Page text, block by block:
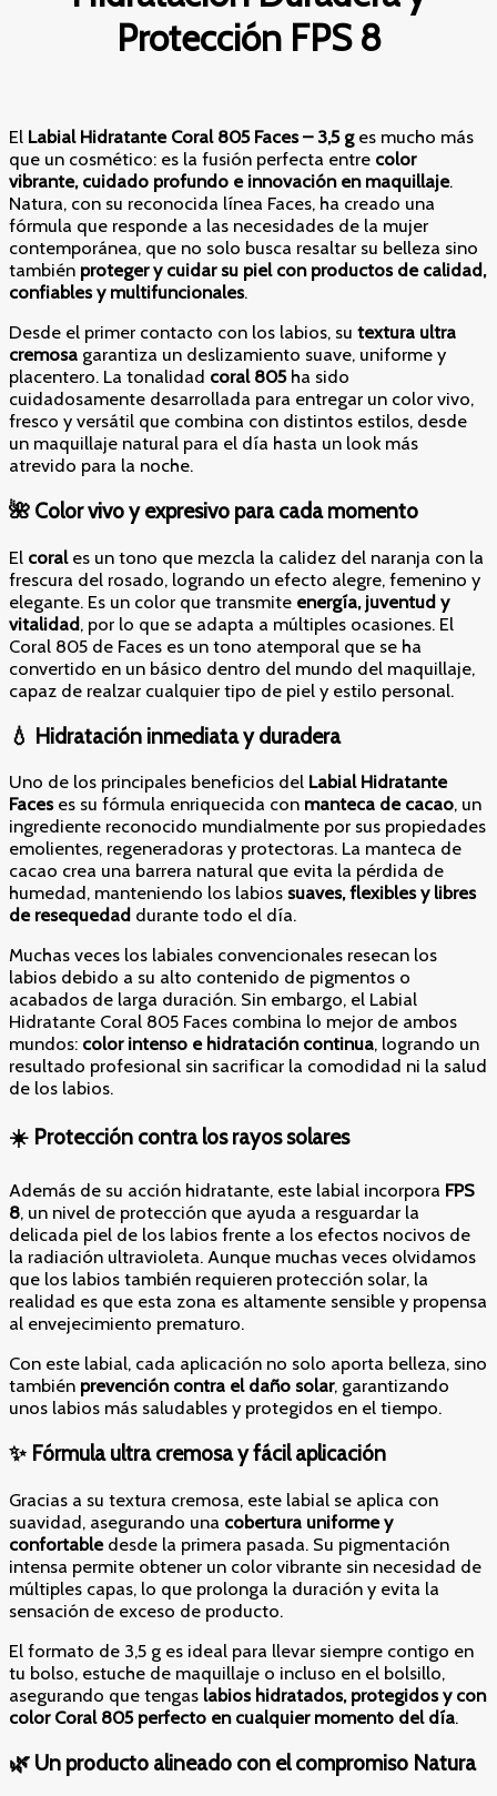
Protección FPS 8
El Labial Hidratante Coral 805 Faces – 3,5 ges mucho más
que un cosmético: es la fusión perfecta entre color
vibrante, cuidado profundo e innovación en maquillaje.
Natura, con su reconocida línea Faces, ha creado una
fórmula que responde a las necesidades de la mujer
contemporánea, que no solo busca resaltar su belleza sino
también proteger y cuidar su piel con productos de calidad,
confiables y multifuncionales.
Desde el primer contacto con los labios, su textura ultra
cremosa garantiza un deslizamiento suave, uniforme y
placentero. La tonalidad coral 805ha sido
cuidadosamente desarrollada para entregar un color vivo,
fresco y versátil que combina con distintos estilos, desde
un maquillaje natural para el día hasta un look más
atrevido para la noche.
🌺 Color vivo y expresivo para cada momento
El corales un tono que mezcla la calidez del naranja con la
frescura del rosado, logrando un efecto alegre, femenino y
elegante. Es un color que transmite energía, juventud y
vitalidad, por lo que se adapta a múltiples ocasiones. El
Coral 805 de Faces es un tono atemporal que se ha
convertido en un básico dentro del mundo del maquillaje,
capaz de realzar cualquier tipo de piel y estilo personal.
💧 Hidratación inmediata y duradera
Uno de los principales beneficios del Labial Hidratante
Faceses su fórmula enriquecida con manteca de cacao, un
ingrediente reconocido mundialmente por sus propiedades
emolientes, regeneradoras y protectoras. La manteca de
cacao crea una barrera natural que evita la pérdida de
humedad, manteniendo los labios suaves, flexibles y libres
de resequedad durante todo el día.
Muchas veces los labiales convencionales resecan los
labios debido a su alto contenido de pigmentos o
acabados de larga duración. Sin embargo, el Labial
Hidratante Coral 805 Faces combina lo mejor de ambos
mundos: color intenso e hidratación continua, logrando un
resultado profesional sin sacrificar la comodidad ni la salud
de los labios.
☀️ Protección contra los rayos solares
Además de su acción hidratante, este labial incorpora FPS
8, un nivel de protección que ayuda a resguardar la
delicada piel de los labios frente a los efectos nocivos de
la radiación ultravioleta. Aunque muchas veces olvidamos
que los labios también requieren protección solar, la
realidad es que esta zona es altamente sensible y propensa
al envejecimiento prematuro.
Con este labial, cada aplicación no solo aporta belleza, sino
también prevención contra el daño solar, garantizando
unos labios más saludables y protegidos en el tiempo.
✨ Fórmula ultra cremosa y fácil aplicación
Gracias a su textura cremosa, este labial se aplica con
suavidad, asegurando una cobertura uniforme y
confortabledesde la primera pasada. Su pigmentación
intensa permite obtener un color vibrante sin necesidad de
múltiples capas, lo que prolonga la duración y evita la
sensación de exceso de producto.
El formato de 3,5 g es ideal para llevar siempre contigo en
tu bolso, estuche de maquillaje o incluso en el bolsillo,
asegurando que tengas labios hidratados, protegidos y con
color Coral 805 perfecto en cualquier momento del día.
🌿 Un producto alineado con el compromiso Natura